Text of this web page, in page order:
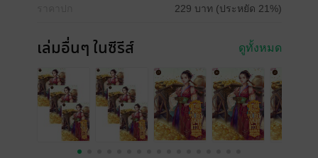
229 บาท (ประหยัด 21%)
เล่มอื่นๆ ในซีรีส์ ดูทั้งหมด